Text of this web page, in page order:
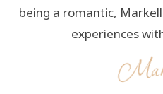
being a romantic,
experiences